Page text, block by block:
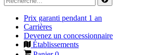
Prix garanti pendant 1 an
Carrières
Devenez un concessionnaire
Établissements